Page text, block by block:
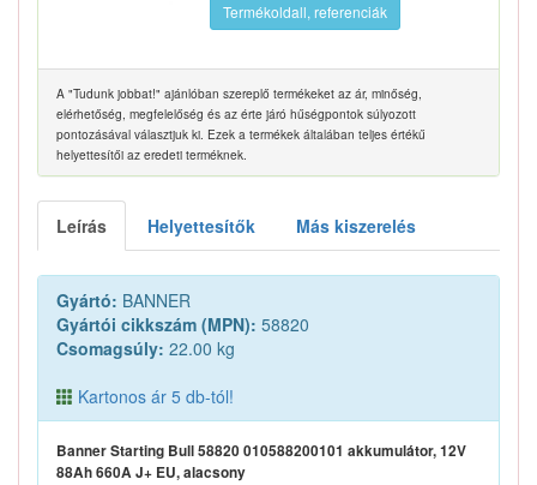
Termékoldall, referenciák
A "Tudunk jobbat!" ajánlóban szereplő termékeket az ár, minőség,
elérhetőség, megfelelőség és az érte járó hűségpontok súlyozott
pontozásával választjuk ki. Ezek a termékek általában teljes értékű
helyettesítői az eredeti terméknek.
Leírás Helyettesítők Más kiszerelés
Gyártó: BANNER
Gyártói cikkszám (MPN): 58820
Csomagsúly: 22.00 kg
Kartonos ár 5 db-tól!
Banner Starting Bull 58820 010588200101 akkumulátor, 12V
88Ah 660A J+ EU, alacsony